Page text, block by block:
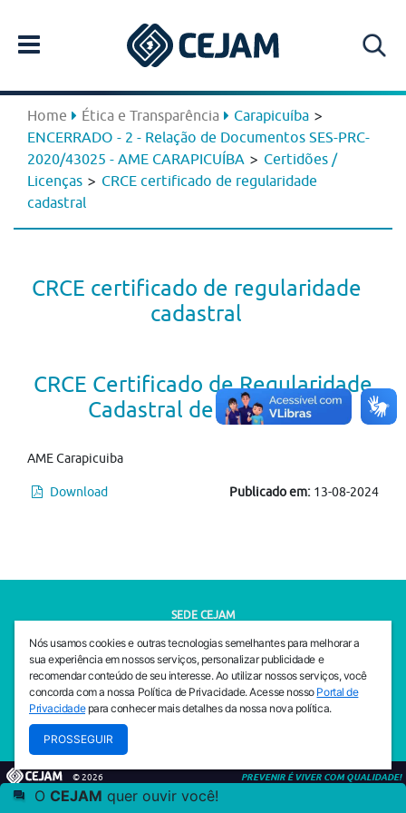
Home Ética e Transparência Carapicuíba >
ENCERRADO - 2 - Relação de Documentos SES-PRC-
2020/43025 - AME CARAPICUÍBA > Certidões /
Licenças > CRCE certificado de regularidade
cadastral
CRCE certificado de regularidade
cadastral
CRCE Certificado de Regularidade
Cadastral de Entidades
AME Carapicuiba
Download Publicado em: 13-08-2024
SEDE CEJAM
Av. da Liberdade, 765, Liberdade, São Paulo, 01503-001
(11) 3469 - 1818
INSTITUTO CEJAM
Av. da Liberdade, 765, Liberdade, São Paulo, 01503-001
© 2026 PREVENIR É VIVER COM QUALIDADE!
Nós usamos cookies e outras tecnologias semelhantes para melhorar a
sua experiência em nossos serviços, personalizar publicidade e
recomendar conteúdo de seu interesse. Ao utilizar nossos serviços, você
concorda com a nossa Política de Privacidade. Acesse nosso Portal de
Privacidadepara conhecer mais detalhes da nossa nova política.
PROSSEGUIR
O CEJAM quer ouvir você!